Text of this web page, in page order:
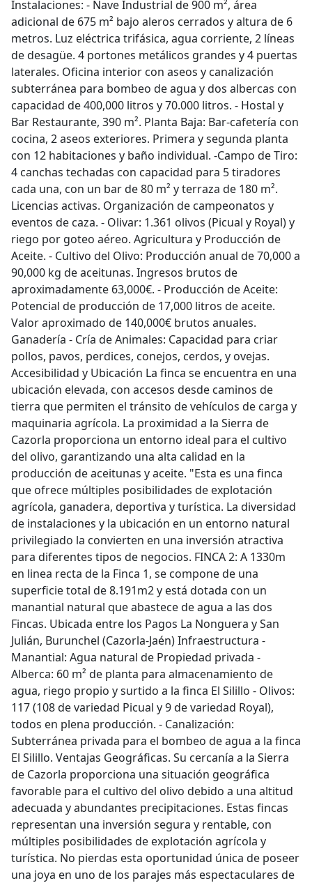
Instalaciones: - Nave Industrial de 900 m², área
adicional de 675 m² bajo aleros cerrados y altura de 6
metros. Luz eléctrica trifásica, agua corriente, 2 líneas
de desagüe. 4 portones metálicos grandes y 4 puertas
laterales. Oficina interior con aseos y canalización
subterránea para bombeo de agua y dos albercas con
capacidad de 400,000 litros y 70.000 litros. - Hostal y
Bar Restaurante, 390 m². Planta Baja: Bar-cafetería con
cocina, 2 aseos exteriores. Primera y segunda planta
con 12 habitaciones y baño individual. -Campo de Tiro:
4 canchas techadas con capacidad para 5 tiradores
cada una, con un bar de 80 m² y terraza de 180 m².
Licencias activas. Organización de campeonatos y
eventos de caza. - Olivar: 1.361 olivos (Picual y Royal) y
riego por goteo aéreo. Agricultura y Producción de
Aceite. - Cultivo del Olivo: Producción anual de 70,000 a
90,000 kg de aceitunas. Ingresos brutos de
aproximadamente 63,000€. - Producción de Aceite:
Potencial de producción de 17,000 litros de aceite.
Valor aproximado de 140,000€ brutos anuales.
Ganadería - Cría de Animales: Capacidad para criar
pollos, pavos, perdices, conejos, cerdos, y ovejas.
Accesibilidad y Ubicación La finca se encuentra en una
ubicación elevada, con accesos desde caminos de
tierra que permiten el tránsito de vehículos de carga y
maquinaria agrícola. La proximidad a la Sierra de
Cazorla proporciona un entorno ideal para el cultivo
del olivo, garantizando una alta calidad en la
producción de aceitunas y aceite. "Esta es una finca
que ofrece múltiples posibilidades de explotación
agrícola, ganadera, deportiva y turística. La diversidad
de instalaciones y la ubicación en un entorno natural
privilegiado la convierten en una inversión atractiva
para diferentes tipos de negocios. FINCA 2: A 1330m
en linea recta de la Finca 1, se compone de una
superficie total de 8.191m2 y está dotada con un
manantial natural que abastece de agua a las dos
Fincas. Ubicada entre los Pagos La Nonguera y San
Julián, Burunchel (Cazorla-Jaén) Infraestructura -
Manantial: Agua natural de Propiedad privada -
Alberca: 60 m² de planta para almacenamiento de
agua, riego propio y surtido a la finca El Silillo - Olivos:
117 (108 de variedad Picual y 9 de variedad Royal),
todos en plena producción. - Canalización:
Subterránea privada para el bombeo de agua a la finca
El Silillo. Ventajas Geográficas. Su cercanía a la Sierra
de Cazorla proporciona una situación geográfica
favorable para el cultivo del olivo debido a una altitud
adecuada y abundantes precipitaciones. Estas fincas
representan una inversión segura y rentable, con
múltiples posibilidades de explotación agrícola y
turística. No pierdas esta oportunidad única de poseer
una joya en uno de los parajes más espectaculares de